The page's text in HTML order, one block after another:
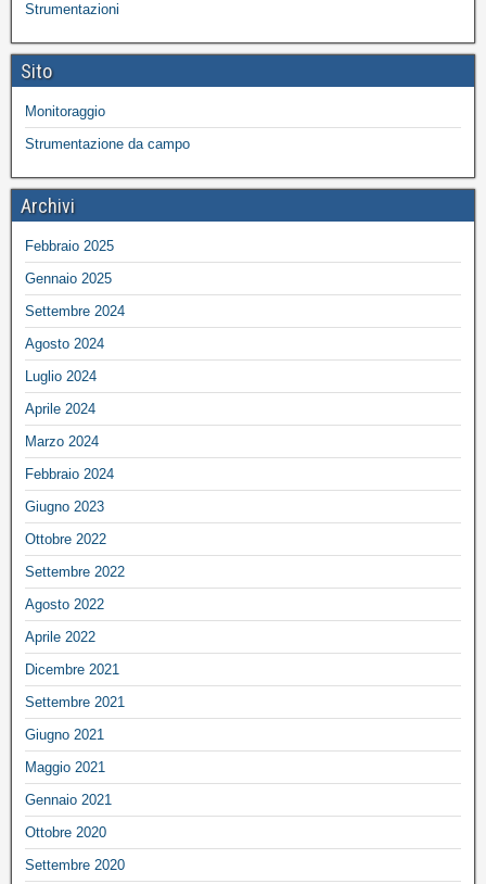
Strumentazioni
Sito
Monitoraggio
Strumentazione da campo
Archivi
Febbraio 2025
Gennaio 2025
Settembre 2024
Agosto 2024
Luglio 2024
Aprile 2024
Marzo 2024
Febbraio 2024
Giugno 2023
Ottobre 2022
Settembre 2022
Agosto 2022
Aprile 2022
Dicembre 2021
Settembre 2021
Giugno 2021
Maggio 2021
Gennaio 2021
Ottobre 2020
Settembre 2020